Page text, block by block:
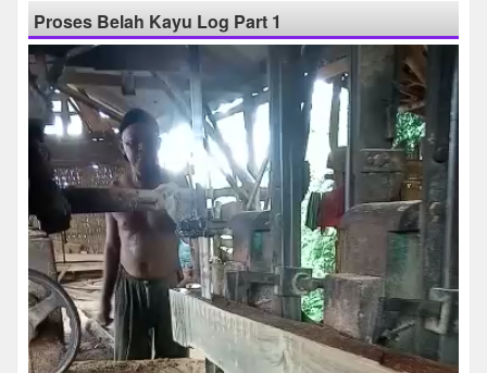
Proses Belah Kayu Log Part 1
Pemutar
Video